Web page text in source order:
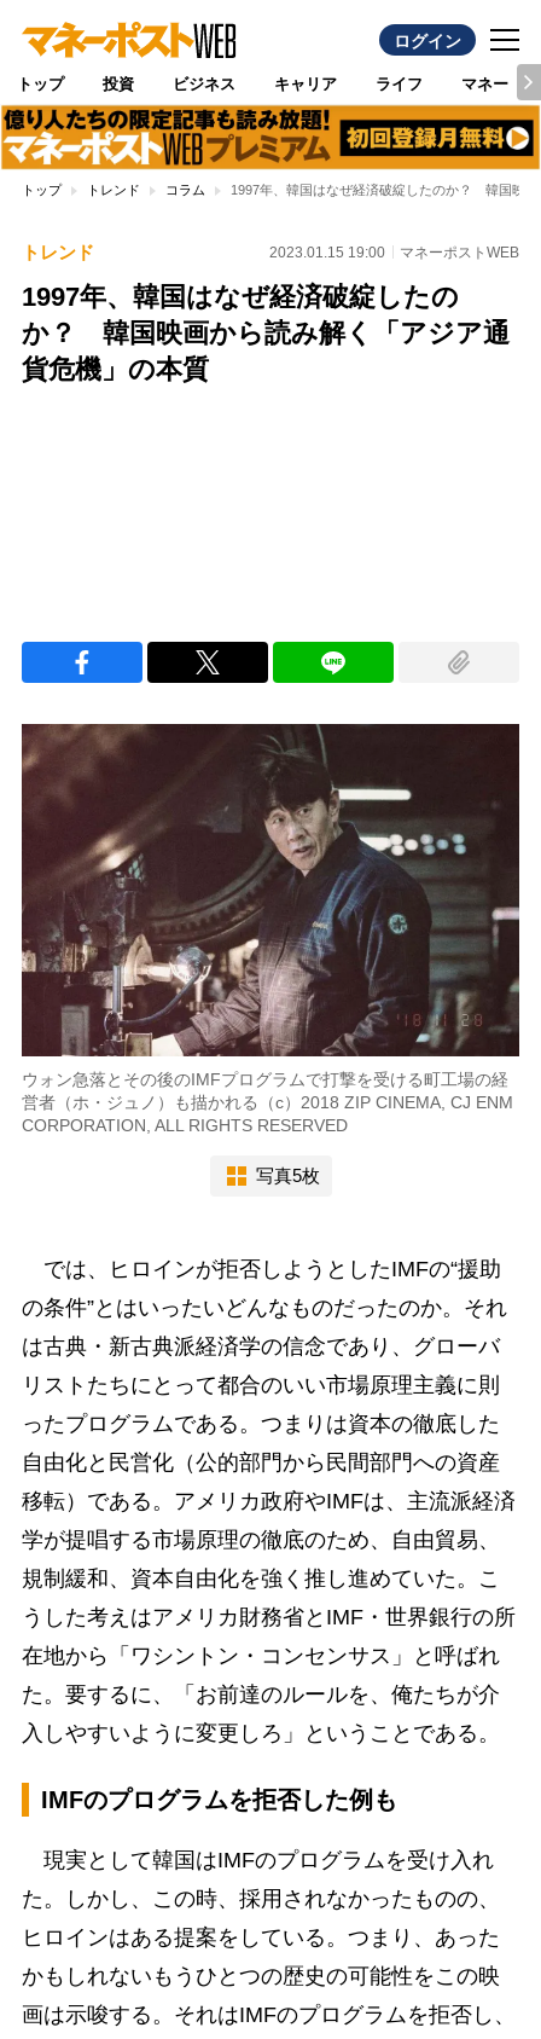
ログイン
トップ 投資 ビジネス キャリア ライフ マネー
トップ トレンド コラム 1997年、韓国はなぜ経済破綻したのか？ 韓国映
トレンド 2023.01.15 19:00 マネーポストWEB
1997年、韓国はなぜ経済破綻したの
か？ 韓国映画から読み解く「アジア通
貨危機」の本質
ウォン急落とその後のIMFプログラムで打撃を受ける町工場の経
営者（ホ・ジュノ）も描かれる（c）2018 ZIP CINEMA, CJ ENM
CORPORATION, ALL RIGHTS RESERVED
写真5枚
では、ヒロインが拒否しようとしたIMFの“援助
の条件”とはいったいどんなものだったのか。それ
は古典・新古典派経済学の信念であり、グローバ
リストたちにとって都合のいい市場原理主義に則
ったプログラムである。つまりは資本の徹底した
自由化と民営化（公的部門から民間部門への資産
移転）である。アメリカ政府やIMFは、主流派経済
学が提唱する市場原理の徹底のため、自由貿易、
規制緩和、資本自由化を強く推し進めていた。こ
うした考えはアメリカ財務省とIMF・世界銀行の所
在地から「ワシントン・コンセンサス」と呼ばれ
た。要するに、「お前達のルールを、俺たちが介
入しやすいように変更しろ」ということである。
IMFのプログラムを拒否した例も
現実として韓国はIMFのプログラムを受け入れ
た。しかし、この時、採用されなかったものの、
ヒロインはある提案をしている。つまり、あった
かもしれないもうひとつの歴史の可能性をこの映
画は示唆する。それはIMFのプログラムを拒否し、